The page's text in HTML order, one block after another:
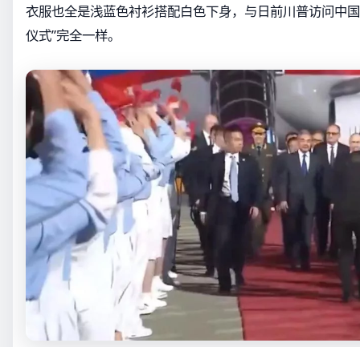
衣服也全是浅蓝色衬衫搭配白色下身，与日前川普访问中
仪式”完全一样。